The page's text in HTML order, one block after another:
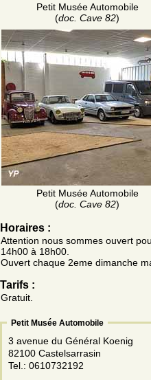
Petit Musée Automobile
(doc. Cave 82)
Petit Musée Automobile
(doc. Cave 82)
Horaires :
Attention nous sommes ouvert
14h00 à 18h00.
Ouvert chaque 2eme dimanche
Tarifs :
Gratuit.
Petit Musée Automobile
3 avenue du Général Koenig
82100 Castelsarrasin
Tel.: 0610732192